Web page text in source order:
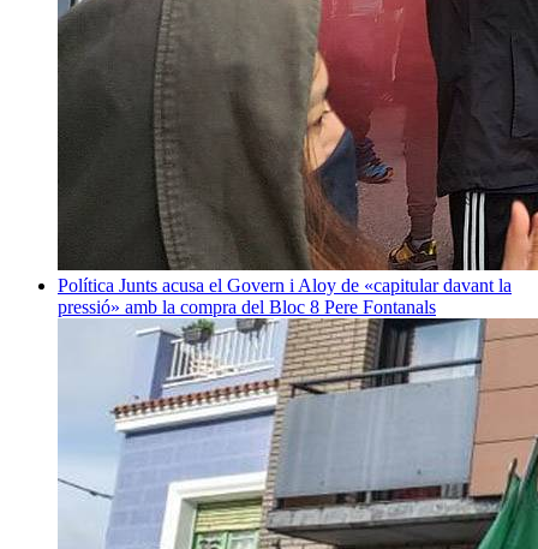
Política Junts acusa el Govern i Aloy de «capitular davant la
pressió» amb la compra del Bloc 8 Pere Fontanals